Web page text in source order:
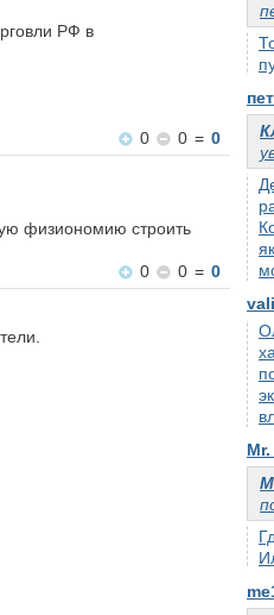
РФ в
0
0 = 0
физиономию строить
0
0 = 0